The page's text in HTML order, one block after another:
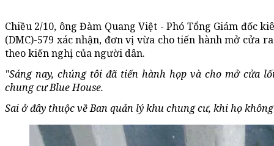
Chiều 2/10, ông Đàm Quang Việt - Phó Tổng Giám đốc
(DMC)-579 xác nhận, đơn vị vừa cho tiến hành mở cửa
theo kiến nghị của người dân.
"Sáng nay, chúng tôi đã tiến hành họp và cho mở cửa
chung cư Blue House.
Sai ở đây thuộc về Ban quản lý khu chung cư, khi họ